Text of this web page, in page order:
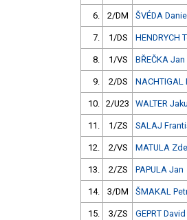
6. 2/DM ŠVÉDA Daniel
7. 1/DS HENDRYCH
8. 1/VS BŘEČKA Jan
9. 2/DS NACHTIGAL
10. 2/U23 WALTER
11. 1/ZS SALAJ
12. 2/VS MATULA
13. 2/ZS PAPULA Jan
14. 3/DM ŠMAKAL
15. 3/ZS GEPRT David